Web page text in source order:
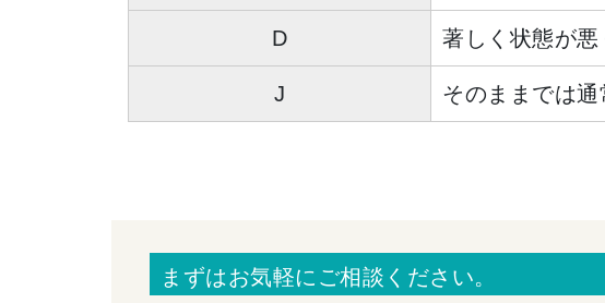
D 著しく状態が悪
J そのままでは通
まずはお気軽にご相談ください。